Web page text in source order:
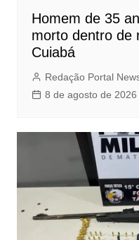
Homem de 35
morto dentro de
Cuiabá
Redação Portal
8 de agosto de 2026